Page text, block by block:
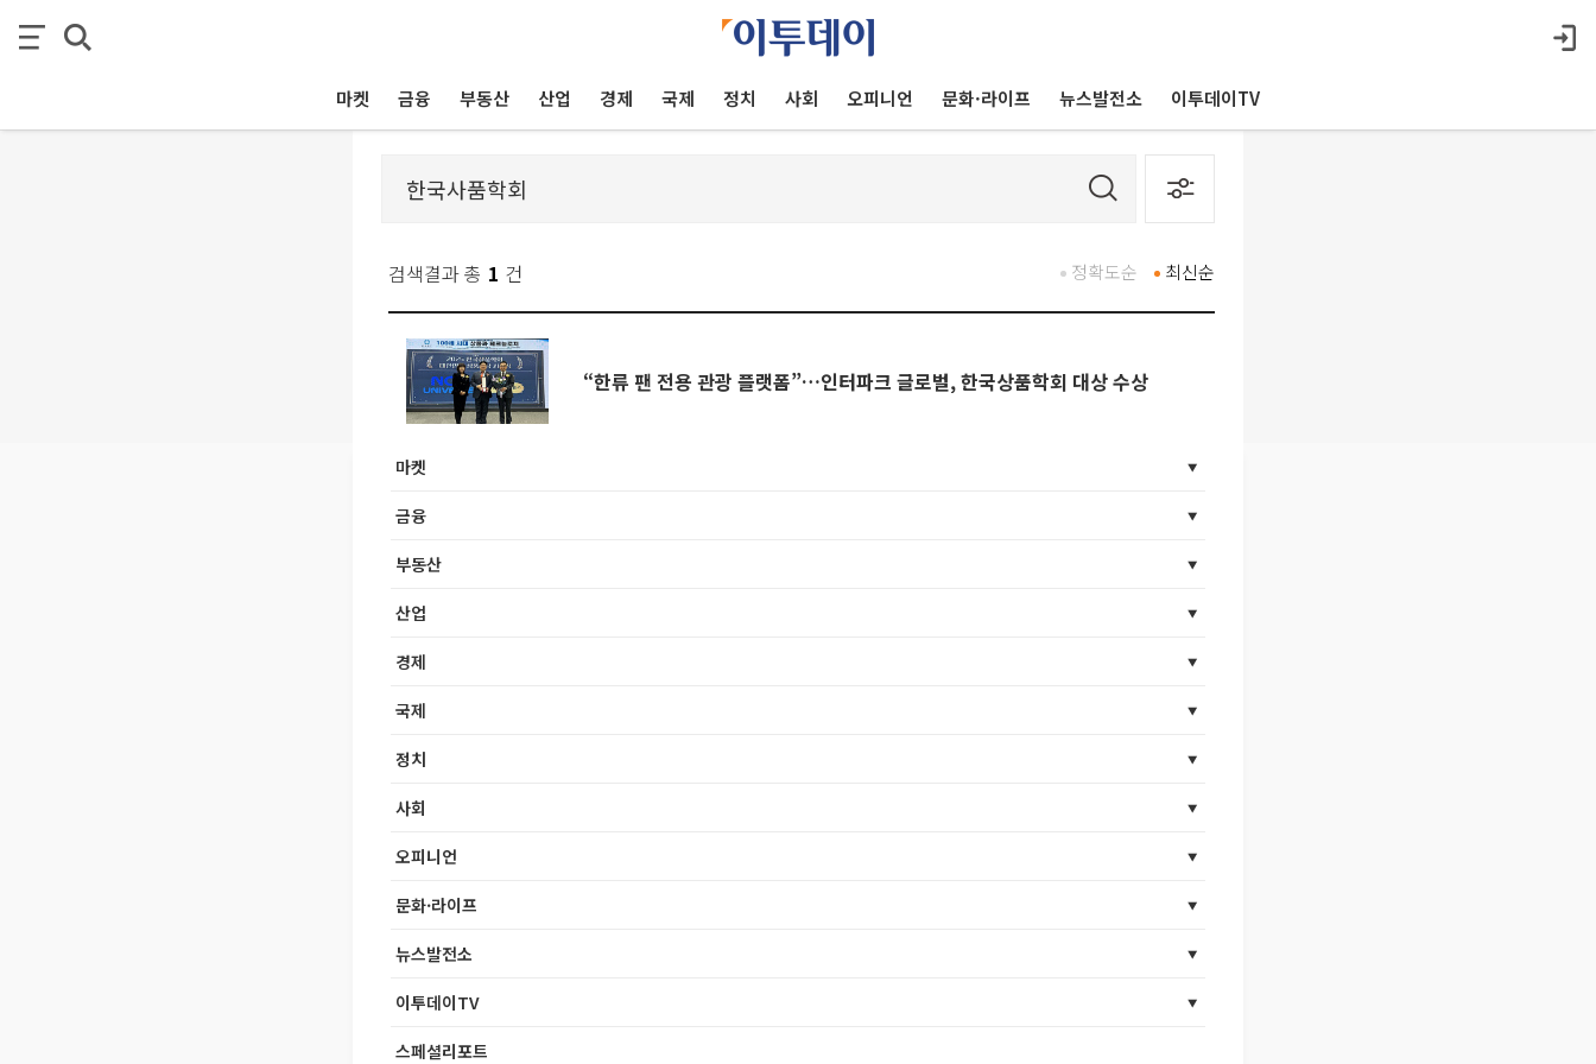
마켓 금융 부동산 산업 경제 국제 정치 사회 오피니언 문화·라이프 뉴스발전소 이투데이TV
검색결과 총 1 건 최신순
정확도순
“한류 팬 전용 관광 플랫폼”…인터파크 글로벌, 한국상품학회 대상 수상
마켓
금융
부동산
산업
경제
국제
정치
사회
오피니언
문화·라이프
뉴스발전소
이투데이TV
스페셜리포트